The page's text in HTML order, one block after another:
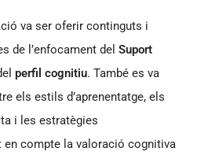
va ser oferir continguts i
de l’enfocament del Suport
perfil cognitiu. També es va
els estils d’aprenentatge, els
i les estratègies
en compte la valoració cognitiva